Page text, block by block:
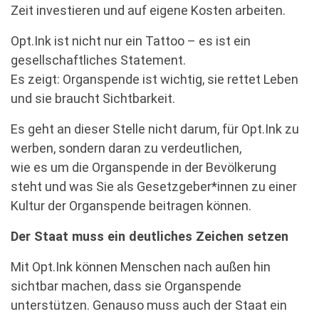
Zeit investieren und auf eigene Kosten arbeiten.
Opt.Ink ist nicht nur ein Tattoo – es ist ein
gesellschaftliches Statement.
Es zeigt: Organspende ist wichtig, sie rettet Leben
und sie braucht Sichtbarkeit.
Es geht an dieser Stelle nicht darum, für Opt.Ink zu
werben, sondern daran zu verdeutlichen,
wie es um die Organspende in der Bevölkerung
steht und was Sie als Gesetzgeber*innen zu einer
Kultur der Organspende beitragen können.
Der Staat muss ein deutliches Zeichen setzen
Mit Opt.Ink können Menschen nach außen hin
sichtbar machen, dass sie Organspende
unterstützen. Genauso muss auch der Staat ein